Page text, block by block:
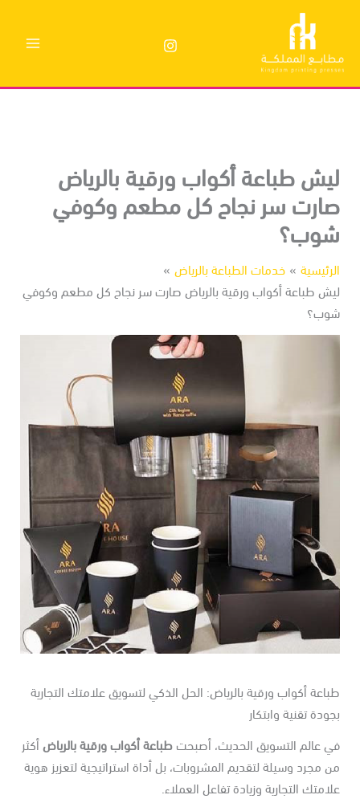
طباعة أكواب ورقية بالرياض
سر نجاح كل مطعم وكوفي
خدمات الطباعة بالرياض
طباعة أكواب ورقية بالرياض صارت سر نجاح كل مطعم وكوفي
أكواب ورقية بالرياض: الحل الذكي لتسويق علامتك التجارية
تقنية وابتكار
عالم التسويق الحديث، أصبحتطباعة أكواب ورقية بالرياضأكثر
مجرد وسيلة لتقديم المشروبات، بل أداة استراتيجية لتعزيز هوية
التجارية وزيادة تفاعل العملاء.